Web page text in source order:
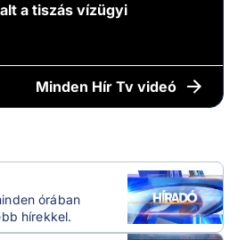
a tiszás vízügyi
Minden Hír Tv videó
órában
hírekkel.